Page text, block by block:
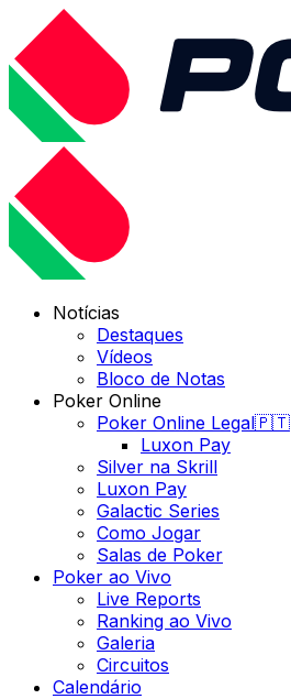
Notícias
Destaques
Vídeos
Bloco de Notas
Poker Online
Poker Online Legal🇵🇹
Luxon Pay
Silver na Skrill
Luxon Pay
Galactic Series
Como Jogar
Salas de Poker
Poker ao Vivo
Live Reports
Ranking ao Vivo
Galeria
Circuitos
Calendário